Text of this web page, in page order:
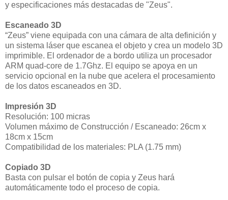
y especificaciones más destacadas de "Zeus".
Escaneado 3D
“Zeus” viene equipada con una cámara de alta definición y
un sistema láser que escanea el objeto y crea un modelo 3D
imprimible. El ordenador de a bordo utiliza un procesador
ARM quad-core de 1.7Ghz. El equipo se apoya en un
servicio opcional en la nube que acelera el procesamiento
de los datos escaneados en 3D.
Impresión 3D
Resolución: 100 micras
Volumen máximo de Construcción / Escaneado: 26cm x
18cm x 15cm
Compatibilidad de los materiales: PLA (1.75 mm)
Copiado 3D
Basta con pulsar el botón de copia y Zeus hará
automáticamente todo el proceso de copia.